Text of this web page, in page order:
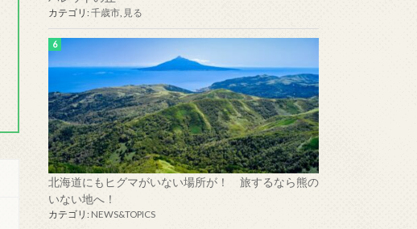
カテゴリ: 千歳市 見る
北海道にもヒグマがいない場所が！ 旅するなら熊の
いない地へ！
カテゴリ: NEWS&TOPICS